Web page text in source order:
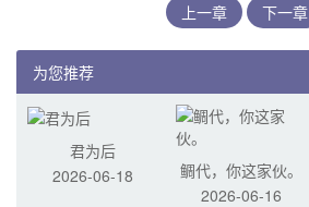
上一章 下一章
为您推荐
君为后
2026-06-18
鲷代，你这家伙。
2026-06-16